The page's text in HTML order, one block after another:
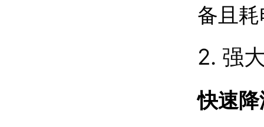
备且
2. 强
快速